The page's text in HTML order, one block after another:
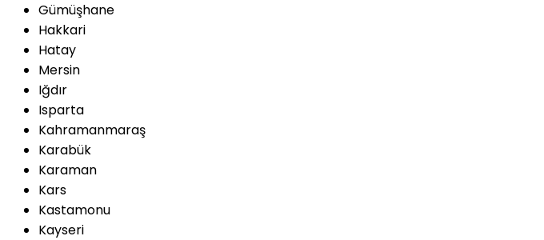
Gümüşhane
Hakkari
Hatay
Mersin
Iğdır
Isparta
Kahramanmaraş
Karabük
Karaman
Kars
Kastamonu
Kayseri